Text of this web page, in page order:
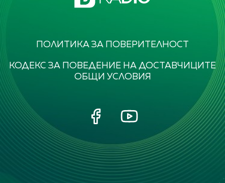
ПОЛИТИКА ЗА ПОВЕРИТЕЛНОСТ
КОДЕКС ЗА ПОВЕДЕНИЕ НА ДОСТАВЧИЦИТЕ
ОБЩИ УСЛОВИЯ